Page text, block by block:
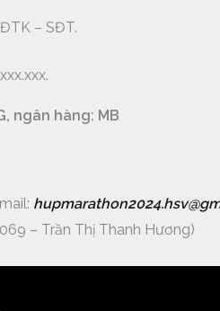
– SĐT.
ngân hàng: MB
– Trần Thị Thanh Hương)